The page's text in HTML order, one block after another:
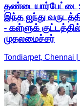
தண்டையார்பேட்டை:
இந்த ஐந்து
- கள்ளுக்
முதலமைச்சர்
Tondiarpet, Chennai